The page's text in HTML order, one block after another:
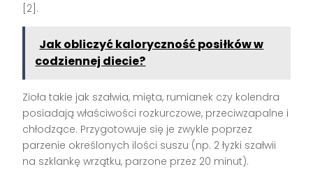
[2].
Jak obliczyć kaloryczność posiłków w
codziennej diecie?
Zioła takie jak szałwia, mięta, rumianek czy kolendra
posiadają właściwości rozkurczowe, przeciwzapalne i
chłodzące. Przygotowuje się je zwykle poprzez
parzenie określonych ilości suszu (np. 2 łyżki szałwii
na szklankę wrzątku, parzone przez 20 minut).